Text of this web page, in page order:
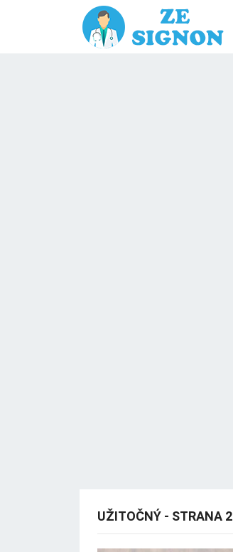
UŽITOČNÝ - STRANA 2